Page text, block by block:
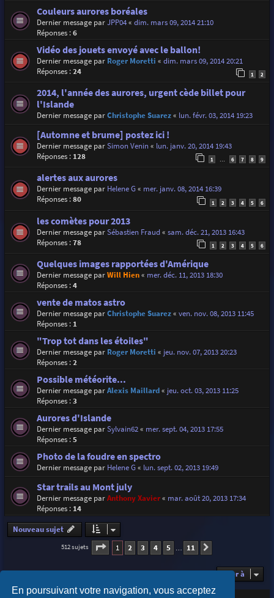
En poursuivant votre navigation, vous acceptez
Couleurs aurores boréales
Dernier message parJPP04« dim. mars 09, 2014 21:10
Réponses :6
Vidéo des jouets envoyé avec le ballon!
Dernier message par Roger Moretti « dim. mars 09, 2014 20:21
Réponses :24 1 2
2014, l'année des aurores, urgent cède billet pour
l'Islande
Dernier message parChristophe Suarez« lun. févr. 03, 2014 19:23
[Automne et brume] postez ici !
Dernier message parSimon Venin« lun. janv. 20, 2014 19:43
Réponses : 128 1 … 6 7 8 9
alertes aux aurores
Dernier message par Helene G« mer. janv. 08, 2014 16:39
Réponses :80 1 2 3 4 5 6
les comètes pour 2013
Dernier message parSébastien Fraud« sam. déc. 21, 2013 16:43
Réponses :78 1 2 3 4 5 6
Quelques images rapportées d'Amérique
Dernier message parWill Hien« mer. déc. 11, 2013 18:30
Réponses :4
vente de matos astro
Dernier message parChristophe Suarez« ven. nov. 08, 2013 11:45
Réponses : 1
"Trop tot dans les étoiles"
Dernier message par Roger Moretti « jeu. nov. 07, 2013 20:23
Réponses :2
Possible météorite...
Dernier message parAlexis Maillard« jeu. oct. 03, 2013 11:25
Réponses :3
Aurores d'Islande
Dernier message parSylvain62« mer. sept. 04, 2013 17:55
Réponses :5
Photo de la foudre en spectro
Dernier message par Helene G« lun. sept. 02, 2013 19:49
Star trails au Mont july
Dernier message parAnthony Xavier« mar. août 20, 2013 17:34
Réponses : 14
Nouveau sujet
512 sujets Page 1sur 11
1 2 3 4 5 11
Aller à